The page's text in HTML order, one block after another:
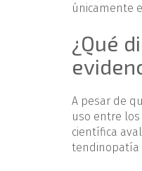
únicamente
¿Qué
A pesar de
uso entre
científica
tendinopatía